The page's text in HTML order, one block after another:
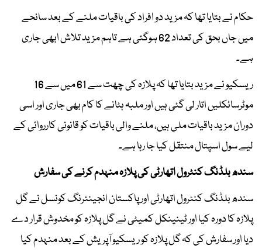
حکام نے بتایا تھا کہ مزید دو افراد کی باقیات ملنے کے بعد سانحے
میں جاں بحق کی تعداد 62 ہوگئی ہے تاہم مزید تلاش ابھی جاری
ہے۔
ریسکیو نے مزید بتایا تھا کہ پلازہ کی چھت سے 61 میں سے 16
موٹرسائکلیں اتار لی گئی ہیں اور ملبہ ہٹانے کا کام بھی جاری اور اسی
دوران مزید باقیات ملی ہیں، ملنے والی باقیات کو قانونی کارروائی کے
لیے سول اسپتال منتقل کیا جا رہا ہے۔
سندھ بلڈنگ کنٹرول اتھارٹی کی پلازہ منہدم کرنے کی سفارش
سندھ بلڈنگ کنٹرول اتھارٹی اور پاکستان انجینئرنگ کونسل نے گل
پلازہ کا دورہ کیا اور ٹینینکل کمیٹی نے گل پلازہ کو مخدوش قرار دے
دیا اور سفارش کی کہ گل پلازہ کو ریسکیو آپریش کے بعد منہدم کیا